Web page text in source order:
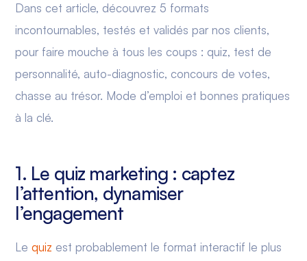
Dans cet article, découvrez 5 formats
incontournables, testés et validés par nos clients,
pour faire mouche à tous les coups : quiz, test de
personnalité, auto-diagnostic, concours de votes,
chasse au trésor. Mode d’emploi et bonnes pratiques
à la clé.
1. Le quiz marketing : captez
l’attention, dynamiser
l’engagement
Lequiz est probablement le format interactif le plus